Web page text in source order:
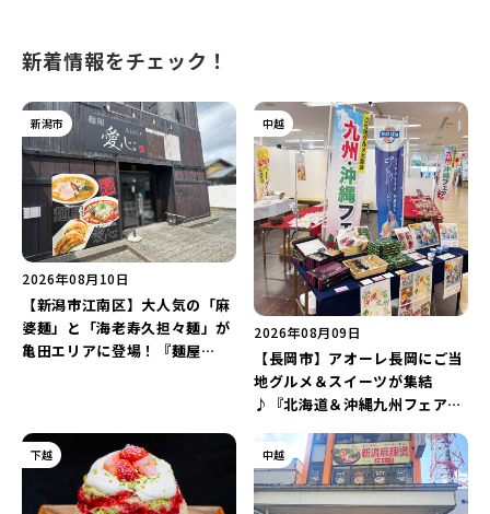
新着情報をチェック！
新潟市
2026年08月10日
【新潟市江南区】大人気の「麻
婆麺」と「海老寿久担々麺」が
亀田エリアに登場！『麺屋
中越
2026年08月09日
【長岡市】アオーレ長岡にご当
地グルメ＆スイーツが集結
♪『北海道＆沖縄九州フェア
より開催！北海道限定「生食感
チェルシー」をゲットしよう♪
下越 中越